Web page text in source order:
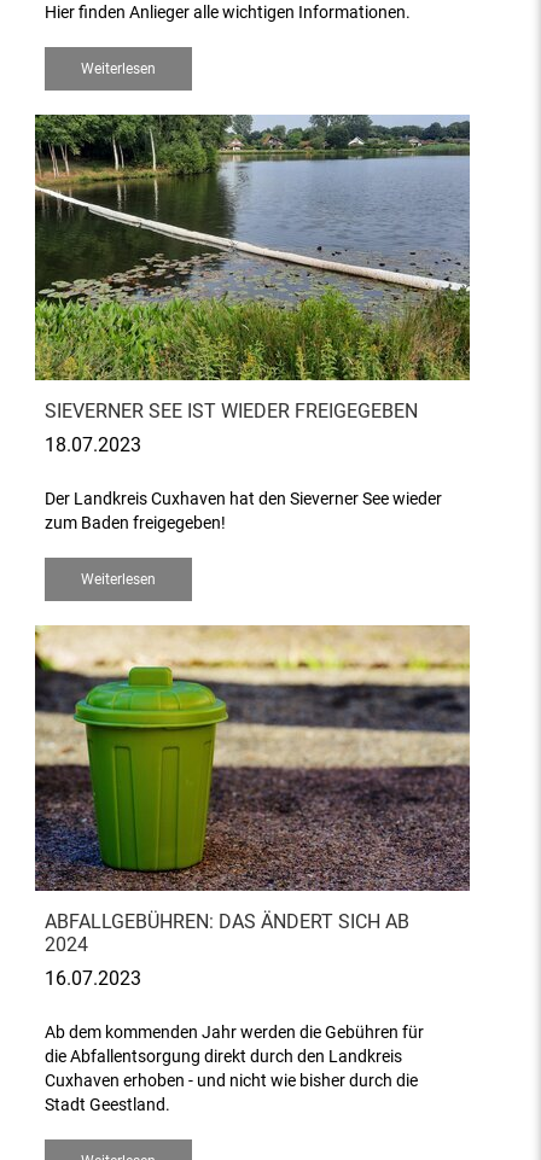
Hier finden Anlieger alle wichtigen Informationen.
Weiterlesen
SIEVERNER SEE IST WIEDER FREIGEGEBEN
18.07.2023
Der Landkreis Cuxhaven hat den Sieverner See wieder
zum Baden freigegeben!
Weiterlesen
ABFALLGEBÜHREN: DAS ÄNDERT SICH AB
2024
16.07.2023
Ab dem kommenden Jahr werden die Gebühren für
die Abfallentsorgung direkt durch den Landkreis
Cuxhaven erhoben - und nicht wie bisher durch die
Stadt Geestland.